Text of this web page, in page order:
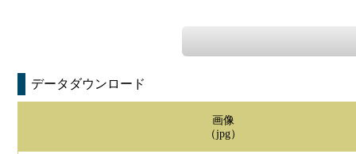
データダウンロード
画像
（jpg）